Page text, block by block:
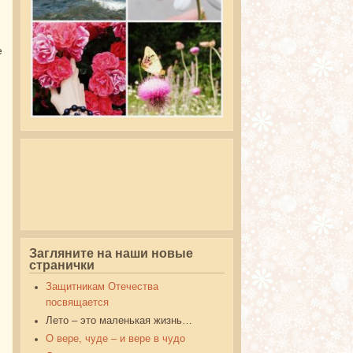
Загляните на наши новые
странички
Защитникам Отечества
посвящается
Лето – это маленькая жизнь…
О вере, чуде – и вере в чудо